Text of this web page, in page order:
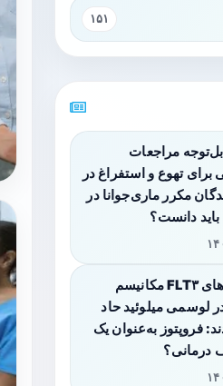
۱۵۱
مراجعات
برای تهوع و استفراغ در
مکرر ماری‌جوانا در
باید دانست؟
مهارکننده‌های FLT۳ مکانیسم
لوسمی میلوئید حاد
فروپتوز به‌عنوان یک
درمانی؟